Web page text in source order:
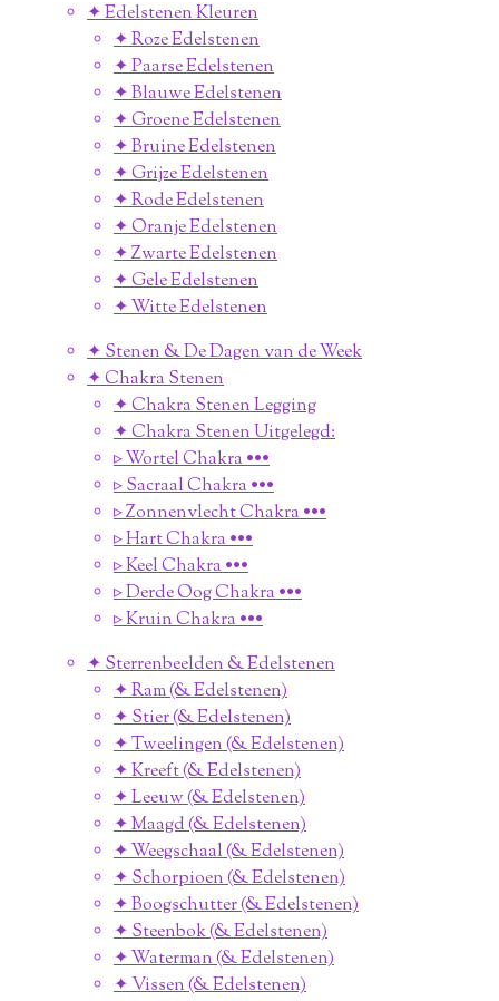
✦ Edelstenen Kleuren
✦ Roze Edelstenen
✦ Paarse Edelstenen
✦ Blauwe Edelstenen
✦ Groene Edelstenen
✦ Bruine Edelstenen
✦ Grijze Edelstenen
✦ Rode Edelstenen
✦ Oranje Edelstenen
✦ Zwarte Edelstenen
✦ Gele Edelstenen
✦ Witte Edelstenen
✦ Stenen & De Dagen van de Week
✦ Chakra Stenen
✦ Chakra Stenen Legging
✦ Chakra Stenen Uitgelegd:
▹ Wortel Chakra •••
▹ Sacraal Chakra •••
▹ Zonnenvlecht Chakra •••
▹ Hart Chakra •••
▹ Keel Chakra •••
▹ Derde Oog Chakra •••
▹ Kruin Chakra •••
✦ Sterrenbeelden & Edelstenen
✦ Ram (& Edelstenen)
✦ Stier (& Edelstenen)
✦ Tweelingen (& Edelstenen)
✦ Kreeft (& Edelstenen)
✦ Leeuw (& Edelstenen)
✦ Maagd (& Edelstenen)
✦ Weegschaal (& Edelstenen)
✦ Schorpioen (& Edelstenen)
✦ Boogschutter (& Edelstenen)
✦ Steenbok (& Edelstenen)
✦ Waterman (& Edelstenen)
✦ Vissen (& Edelstenen)